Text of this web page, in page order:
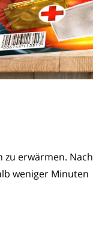
zu erwärmen. Nach
weniger Minuten